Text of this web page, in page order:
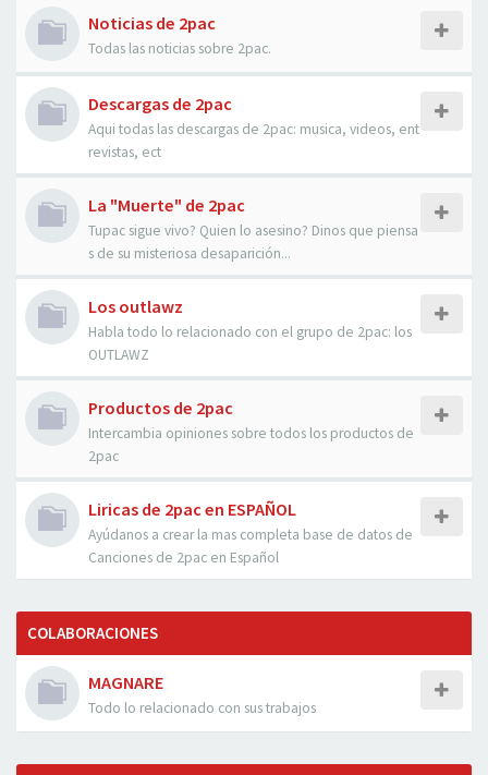
Noticias de 2pac
Todas las noticias sobre 2pac.
Descargas de 2pac
Aqui todas las descargas de 2pac: musica, videos, ent
revistas, ect
La "Muerte" de 2pac
Tupac sigue vivo? Quien lo asesino? Dinos que piensa
s de su misteriosa desaparición...
Los outlawz
Habla todo lo relacionado con el grupo de 2pac: los
OUTLAWZ
Productos de 2pac
Intercambia opiniones sobre todos los productos de
2pac
Liricas de 2pac en ESPAÑOL
Ayúdanos a crear la mas completa base de datos de
Canciones de 2pac en Español
COLABORACIONES
MAGNARE
Todo lo relacionado con sus trabajos